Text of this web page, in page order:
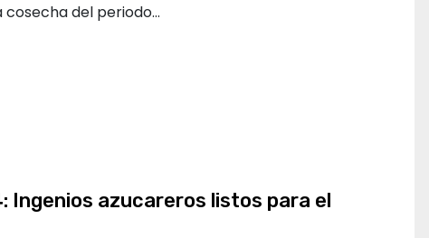
del periodo…
azucareros listos para el